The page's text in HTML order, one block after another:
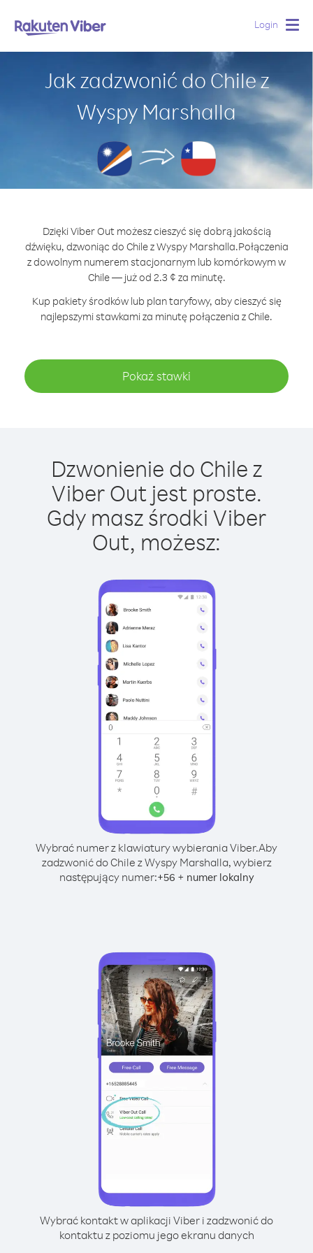
Login
Jak zadzwonić do Chile z
Wyspy Marshalla
Dzięki Viber Out możesz cieszyć się dobrą jakością
dźwięku, dzwoniąc do Chile z Wyspy Marshalla.Połączenia
z dowolnym numerem stacjonarnym lub komórkowym w
Chile — już od 2.3 ¢ za minutę.
Kup pakiety środków lub plan taryfowy, aby cieszyć się
najlepszymi stawkami za minutę połączenia z Chile.
Pokaż stawki
Dzwonienie do Chile z
Viber Out jest proste.
Gdy masz środki Viber
Out, możesz:
Wybrać numer z klawiatury wybierania Viber.Aby
zadzwonić do Chile z Wyspy Marshalla, wybierz
następujący numer:+56 + numer lokalny
Wybrać kontakt w aplikacji Viber i zadzwonić do
kontaktu z poziomu jego ekranu danych